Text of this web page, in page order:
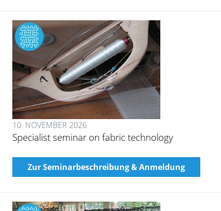
10. NOVEMBER 2026
Specialist seminar on fabric technology
Zur Seminarbeschreibung & Anmeldung